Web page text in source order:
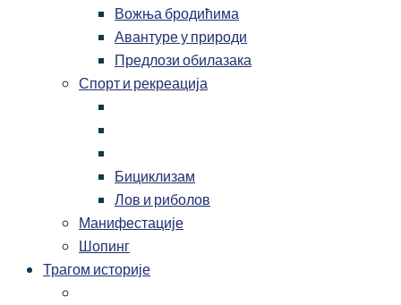
Вожња бродићима
Авантуре у природи
Предлози обилазака
Спорт и рекреација
Бициклизам
Лов и риболов
Манифестације
Шопинг
Трагом историје